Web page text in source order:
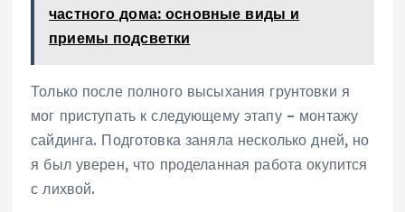
частного дома: основные виды и
приемы подсветки
Только после полного высыхания грунтовки я
мог приступать к следующему этапу – монтажу
сайдинга. Подготовка заняла несколько дней, но
я был уверен, что проделанная работа окупится
с лихвой.